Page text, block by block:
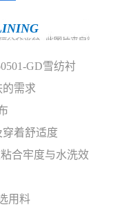
GD雪纺衬
的需求
着舒适度
合牢度与水洗效
用料